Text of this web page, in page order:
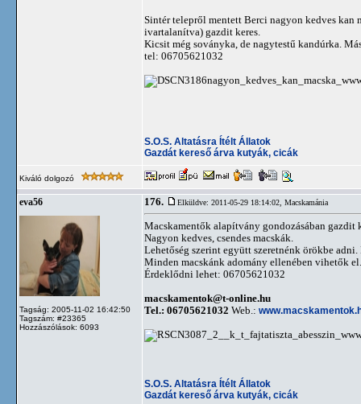
Sintér telepről mentett Berci nagyon kedves kan
ivartalanítva) gazdit keres.
Kicsit még soványka, de nagytestű kandúrka.
tel: 06705621032
S.O.S. Altatásra Ítélt Állatok
Gazdát kereső árva kutyák, cicák
Kiváló dolgozó
eva56
Tagság: 2005-11-02 16:42:50
Tagszám: #23365
Hozzászólások: 6093
176. Elküldve: 2011-05-29 18:14:02, Macskamánia
Macskamentők alapítvány gondozásában gazdit
Nagyon kedves, csendes macskák.
Lehetőség szerint együtt szeretnénk örökbe
Minden macskánk adomány ellenében vihetők el.
Érdeklődni lehet: 06705621032
macskamentok@t-online.hu
Tel.: 06705621032 Web.:
S.O.S. Altatásra Ítélt Állatok
Gazdát kereső árva kutyák, cicák